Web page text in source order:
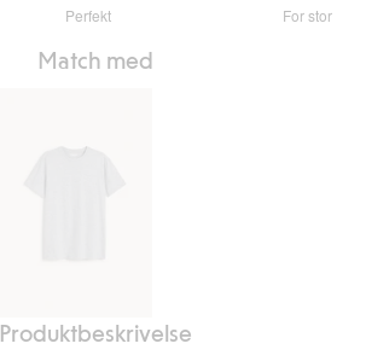
Perfekt For stor
Match med
Regular
Produktbeskrivelse